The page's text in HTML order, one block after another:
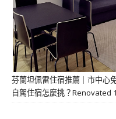
芬蘭坦佩雷住宿推薦｜市中心
自駕住宿怎麼挑？Renovated